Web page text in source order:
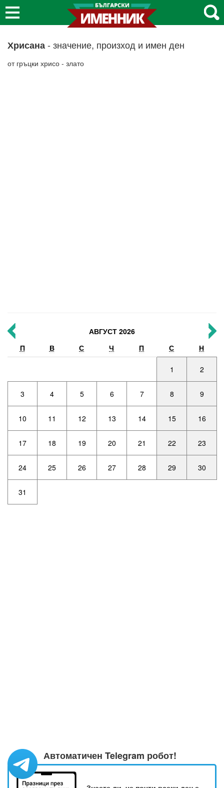
Хрисана- значение, произход и имен ден
от гръцки хрисо - злато
АВГУСТ 2026
П
В С Ч П С Н
1 2
3 4 5 6 7 8 9
10 11 12 13 14 15 16
17 18 19 20 21 22 23
24 25 26 27 28 29 30
31
Автоматичен Telegram робот!